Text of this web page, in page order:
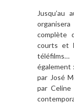
Jusqu’au
complète
courts et
également
par José
par Celine